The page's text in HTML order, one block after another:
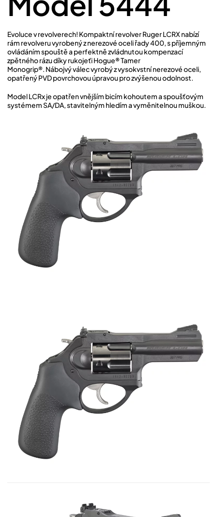
Evoluce v revolverech! Kompaktní revolver Ruger LCRX nabízí
rám revolveru vyrobený z nerezové oceli řady 400, s příjemným
ovládáním spouště a perfektně zvládnutou kompenzací
zpětného rázu díky rukojeťi Hogue® Tamer
Monogrip®. Nábojvý válec vyrobý z vysokvstní nerezové oceli,
opatřený PVD povrchovou úpravou pro zvýšenou odolnost.
Model LCRx je opatřen vnějším bicím kohoutem a spoušťovým
systémem SA/DA, stavitelným hledím a vyměnitelnou muškou.